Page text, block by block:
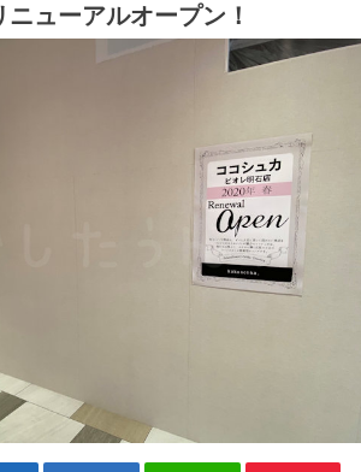
ューアルオープン！